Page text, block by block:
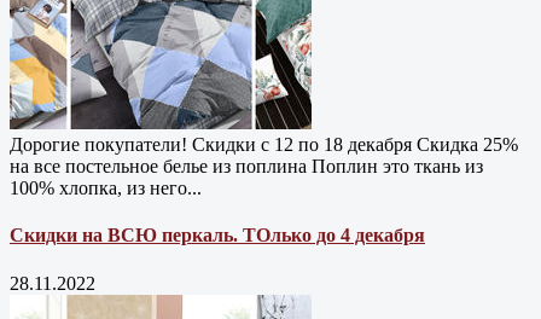
Дорогие покупатели! Скидки с 12 по 18 декабря Скидка 25%
на все постельное белье из поплина Поплин это ткань из
100% хлопка, из него...
Скидки на ВСЮ перкаль. ТОлько до 4 декабря
28.11.2022